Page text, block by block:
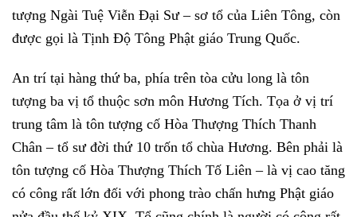
tượng Ngài Tuệ Viễn Đại Sư – sơ tổ của Liên Tông, còn
được gọi là Tịnh Độ Tông Phật giáo Trung Quốc.
An trí tại hàng thứ ba, phía trên tòa cửu long là tôn
tượng ba vị tổ thuộc sơn môn Hương Tích. Tọa ở vị trí
trung tâm là tôn tượng cố Hòa Thượng Thích Thanh
Chân – tổ sư đời thứ 10 trốn tổ chùa Hương. Bên phải là
tôn tượng cố Hòa Thượng Thích Tố Liên – là vị cao tăng
có công rất lớn đối với phong trào chấn hưng Phật giáo